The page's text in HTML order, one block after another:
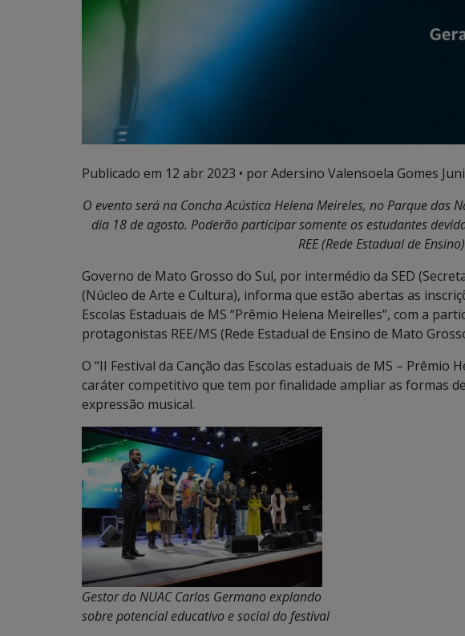
Publicado em 12 abr 2023 • por Adersino Valensoela Gomes
O evento será na Concha Acústica Helena Meireles, no Parque das
dia 18 de agosto. Poderão participar somente os estudantes
REE (Rede Estadual de
Governo de Mato Grosso do Sul, por intermédio da SED
(Núcleo de Arte e Cultura), informa que estão abertas as
Escolas Estaduais de MS “Prêmio Helena Meirelles”, com a
protagonistas REE/MS (Rede Estadual de Ensino de Mato
O “II Festival da Canção das Escolas estaduais de MS – Prêmio
caráter competitivo que tem por finalidade ampliar as formas
expressão musical.
Gestor do NUAC Carlos Germano explando
sobre potencial educativo e social do festival